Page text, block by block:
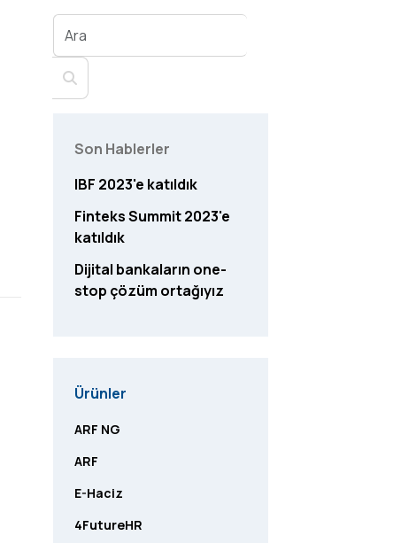
Son Hablerler
IBF 2023'e katıldık
Finteks Summit 2023'e
katıldık
Dijital bankaların one-
stop çözüm ortağıyız
Ürünler
ARF NG
ARF
E-Haciz
4FutureHR